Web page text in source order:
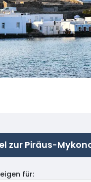
zur Piräus-
für: